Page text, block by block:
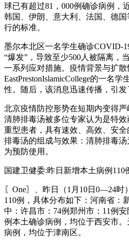
球已有超过81，000例确诊病例，
韩国、伊朗、意大利、法国、德
行的标准。
墨尔本北区一名学生确诊COVID-
“爆发”，导致至少500人被隔离，
一系列应对措施。疫情背景与扩
EastPrestonIslamicCollege的一名
性。随后，该消息迅速传播，引发
北京疫情防控形势在短期内变得严
清肺排毒汤被多位专家认为是特效
重型患者，具有速效、高效、安
排毒汤的组成与效果：清肺排毒
为预防使用。
国建卫健委:昨日新增本土病例110
〖One〗、昨日（1月10日0—24时
110例，具体分布如下：河南省：
中：许昌市：74例郑州市：11例
例本土确诊病例，均位于西安市
病例，均位于津南区。